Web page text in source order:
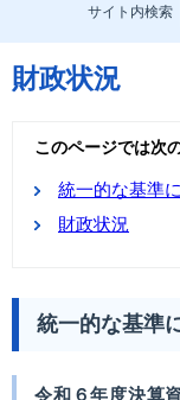
サイト内検索
財政状況
このページでは次
統一的な基準
財政状況
統一的な基準
令和６年度決算